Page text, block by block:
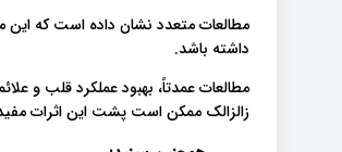
مطالعات متعدد نشان داده است که این
داشته باشد.
مطالعات عمدتاً، بهبود عملکرد قلب و
زالزالک ممکن است پشت این اثرات